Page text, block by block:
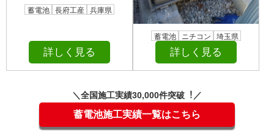
蓄電池 長府工産 兵庫県
詳しく見る
蓄電池 ニチコン 埼玉県
詳しく見る
＼全国施⼯実績30,000件突破︕／
蓄電池施工実績一覧はこちら